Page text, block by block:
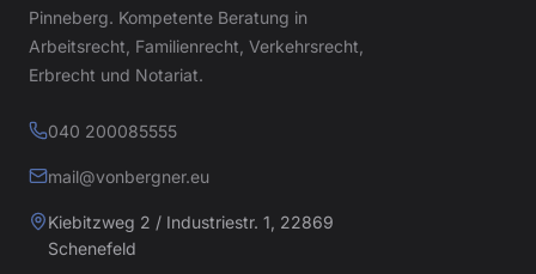
Pinneberg. Kompetente Beratung in
Arbeitsrecht, Familienrecht, Verkehrsrecht,
Erbrecht und Notariat.
040 200085555
mail@vonbergner.eu
Kiebitzweg 2 / Industriestr. 1, 22869
Schenefeld